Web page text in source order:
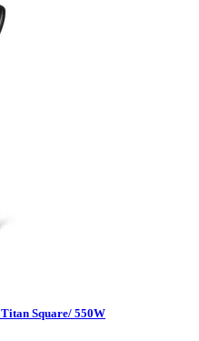
Square/ 550W